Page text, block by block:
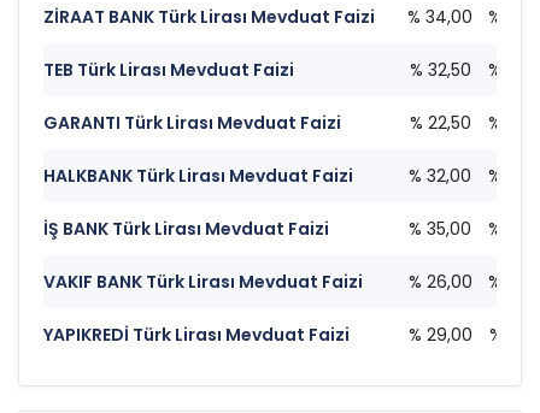
ZİRAAT BANK Türk Lirası Mevduat Faizi % 34,00 %
TEB Türk Lirası Mevduat Faizi % 32,50 %
GARANTI Türk Lirası Mevduat Faizi % 22,50 %
HALKBANK Türk Lirası Mevduat Faizi % 32,00 %
İŞ BANK Türk Lirası Mevduat Faizi % 35,00 %
VAKIF BANK Türk Lirası Mevduat Faizi % 26,00 %
YAPIKREDİ Türk Lirası Mevduat Faizi % 29,00 %